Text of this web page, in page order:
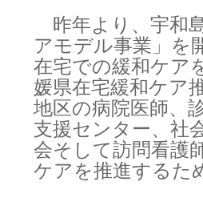
昨年より、宇和
アモデル事業」を
在宅での緩和ケア
媛県在宅緩和ケア
地区の病院医師、
支援センター、社
会そして訪問看護
ケアを推進するた